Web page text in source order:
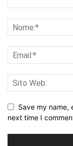
Save my name,
next time I